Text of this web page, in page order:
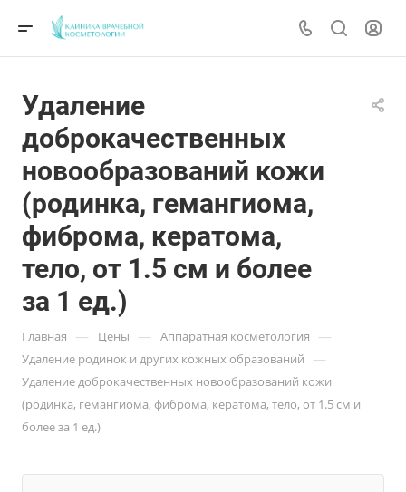
Удаление
доброкачественных
новообразований кожи
(родинка, гемангиома,
фиброма, кератома,
тело, от 1.5 см и более
за 1 ед.)
Главная — Цены — Аппаратная косметология —
Удаление родинок и других кожных образований —
Удаление доброкачественных новообразований кожи
(родинка, гемангиома, фиброма, кератома, тело, от 1.5 см и
более за 1 ед.)